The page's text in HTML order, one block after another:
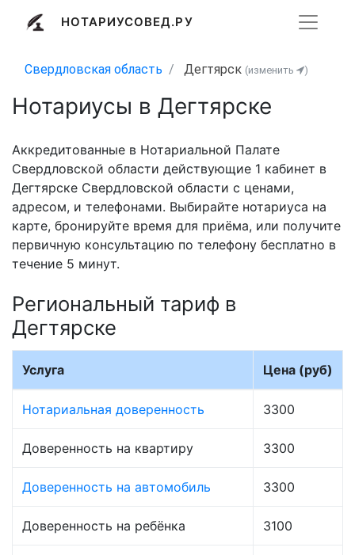
НОТАРИУСОВЕД.РУ
Свердловская область Дегтярск (изменить )
Нотариусы в Дегтярске
Аккредитованные в Нотариальной Палате
Свердловской области действующие 1 кабинет в
Дегтярске Свердловской области с ценами,
адресом, и телефонами. Выбирайте нотариуса на
карте, бронируйте время для приёма, или получите
первичную консультацию по телефону бесплатно в
течение 5 минут.
Региональный тариф в
Дегтярске
Услуга Цена (руб)
Нотариальная доверенность 3300
Доверенность на квартиру 3300
Доверенность на автомобиль 3300
Доверенность на ребёнка 3100